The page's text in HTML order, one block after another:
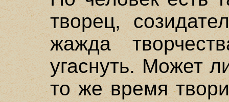
творец,
жажда
угаснуть. Может
то же время